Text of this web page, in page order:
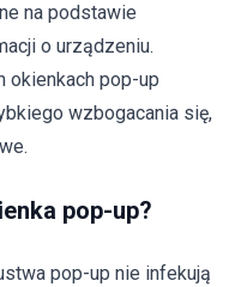
na podstawie
o urządzeniu.
okienkach pop-up
wzbogacania się,
pop-up?
pop-up nie infekują